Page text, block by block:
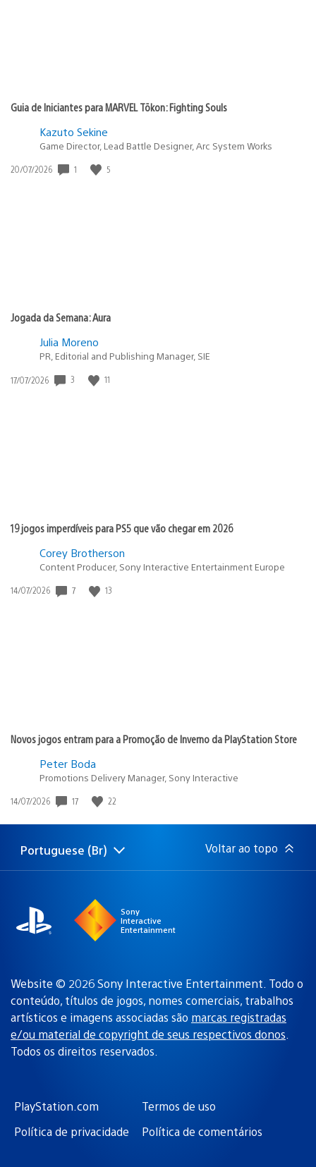
Guia de Iniciantes para MARVEL Tōkon: Fighting Souls
Kazuto Sekine
Game Director, Lead Battle Designer, Arc System Works
Data
20/07/2026 1 5
Jogada da Semana: Aura
Julia Moreno
PR, Editorial and Publishing Manager, SIE
Data
17/07/2026 3 11
19 jogos imperdíveis para PS5 que vão chegar em 2026
Corey Brotherson
Content Producer, Sony Interactive Entertainment Europe
Data
14/07/2026 7 13
Novos jogos entram para a Promoção de Inverno da PlayStation Store
Peter Boda
Promotions Delivery Manager, Sony Interactive
Data
publicação:
14/07/2026 17 22
Selecione
uma
Região
atual:
Portuguese (Br) Voltar ao topo
Sony
Interactive
Entertainment
Website © 2026 Sony Interactive Entertainment. Todo o
conteúdo, títulos de jogos, nomes comerciais, trabalhos
artísticos e imagens associadas são marcas registradas
e/ou material de copyright de seus respectivos donos.
Todos os direitos reservados.
PlayStation.com
Termos de uso
Política de privacidade
Política de comentários